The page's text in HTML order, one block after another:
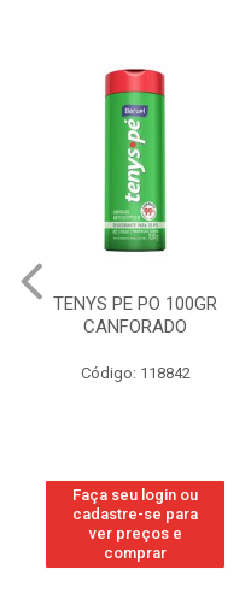
TENYS PE PO 100GR
CANFORADO
Código: 118842
Faça seu login ou
cadastre-se para
ver preços e
comprar